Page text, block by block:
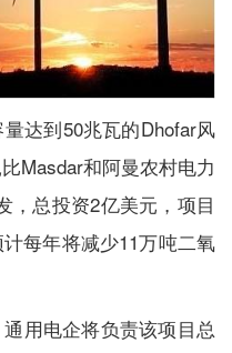
达到50兆瓦的Dhofar风
Masdar和阿曼农村电力
，总投资2亿美元，项目
每年将减少11万吨二氧
用电企将负责该项目总